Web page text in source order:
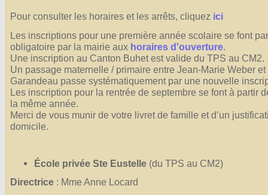
Pour consulter les horaires et les arrêts, cliquez ici
Les inscriptions pour une première année scolaire se font
obligatoire par la mairie aux horaires d'ouverture
Une inscription au Canton Buhet est valide du TPS au CM2.
Un passage maternelle / primaire entre Jean-Marie Weber
Garandeau passe systématiquement par une nouvelle
Les inscription pour la rentrée de septembre se font à partir
la même année.
Merci de vous munir de votre livret de famille et d’un
domicile.
École privée Ste Eustelle (du TPS au CM2)
Directrice : Mme Anne Locard